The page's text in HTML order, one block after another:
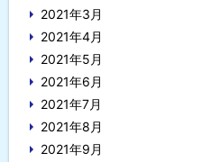
2021年3月
2021年4月
2021年5月
2021年6月
2021年7月
2021年8月
2021年9月